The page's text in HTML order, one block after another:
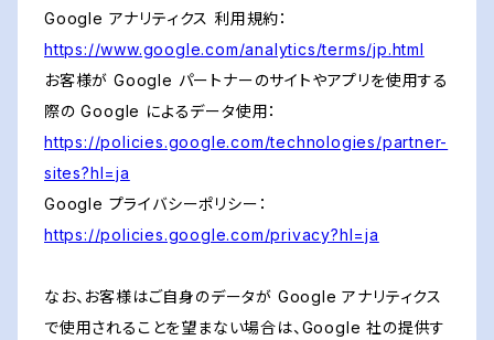
Google アナリティクス 利用規約：
https://www.google.com/analytics/terms/jp.html
お客様が Google パートナーのサイトやアプリを使用する
際の Google によるデータ使用：
https://policies.google.com/technologies/partner-
sites?hl=ja
Google プライバシーポリシー：
https://policies.google.com/privacy?hl=ja
なお、お客様はご自身のデータが Google アナリティクス
で使用されることを望まない場合は、Google 社の提供す